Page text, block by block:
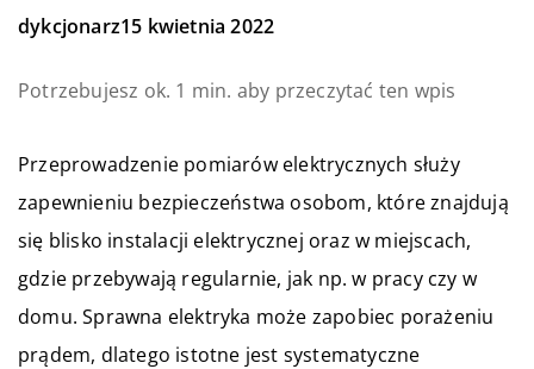
dykcjonarz15 kwietnia 2022
Potrzebujesz ok. 1 min. aby przeczytać ten wpis
Przeprowadzenie pomiarów elektrycznych służy
zapewnieniu bezpieczeństwa osobom, które znajdują
się blisko instalacji elektrycznej oraz w miejscach,
gdzie przebywają regularnie, jak np. w pracy czy w
domu. Sprawna elektryka może zapobiec porażeniu
prądem, dlatego istotne jest systematyczne